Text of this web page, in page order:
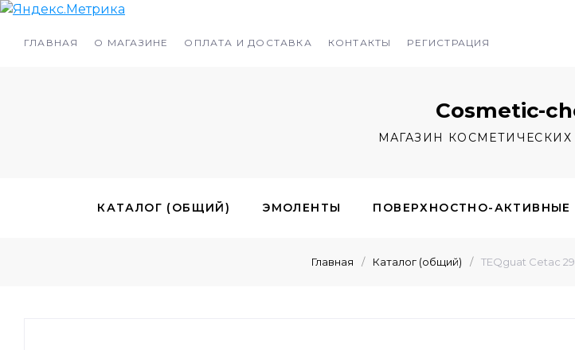
ГЛАВНАЯ О МАГАЗИНЕ ОПЛАТА И ДОСТАВКА КОНТАКТЫ РЕГИСТРАЦИЯ
Cosmetic-
МАГАЗИН
КАТАЛОГ (ОБЩИЙ) ЭМОЛЕНТЫ ПОВЕРХНОСТНО-АКТИВНЫЕ
ДУШИСТЫЕ ВЕЩЕСТВА И ЭФИРНЫЕ МАСЛА
Главная / Каталог (общий) / TEQguat Cetac